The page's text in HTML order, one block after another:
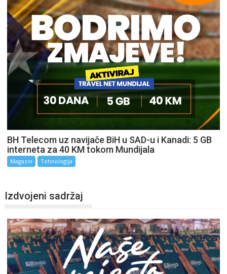
BH Telecom uz navijače BiH u SAD-u i Kanadi: 5 GB
interneta za 40 KM tokom Mundijala
Magazin Tehnologija
Izdvojeni sadržaj